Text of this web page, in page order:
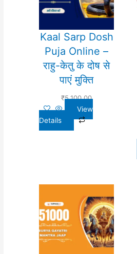
Kaal Sarp Dosh
Puja Online –
राहु-केतु के दोष से
पाएं मुक्ति
₹5,100.00
View
Details